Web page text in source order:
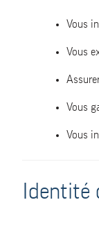
Vous
Vous
Vous
Vous
Identité